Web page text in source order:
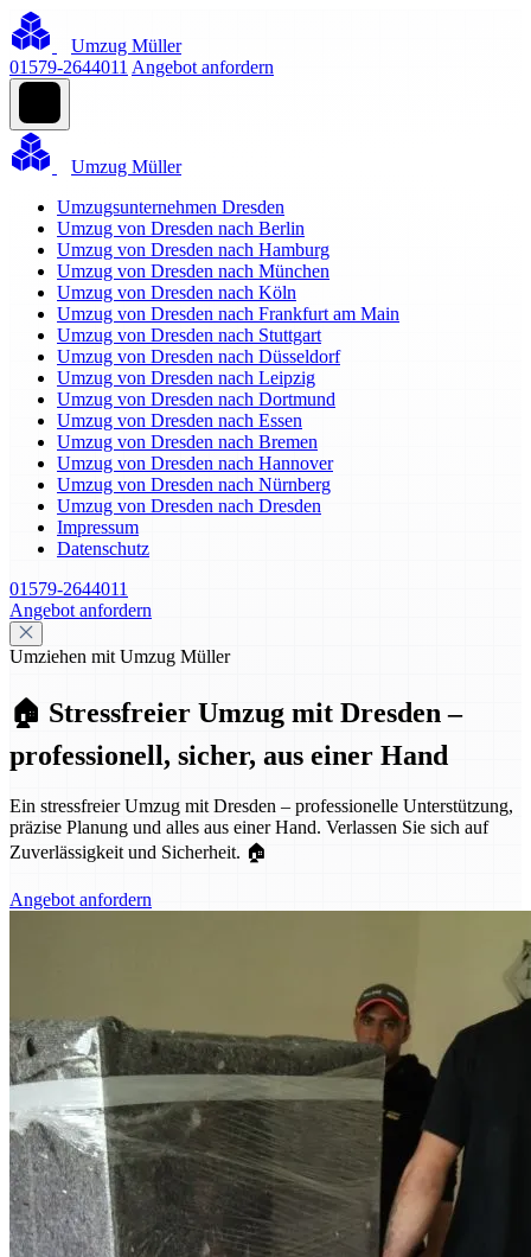
Umzug Müller
01579-2644011 Angebot anfordern
Umzug Müller
Umzugsunternehmen Dresden
Umzug von Dresden nach Berlin
Umzug von Dresden nach Hamburg
Umzug von Dresden nach München
Umzug von Dresden nach Köln
Umzug von Dresden nach Frankfurt am Main
Umzug von Dresden nach Stuttgart
Umzug von Dresden nach Düsseldorf
Umzug von Dresden nach Leipzig
Umzug von Dresden nach Dortmund
Umzug von Dresden nach Essen
Umzug von Dresden nach Bremen
Umzug von Dresden nach Hannover
Umzug von Dresden nach Nürnberg
Umzug von Dresden nach Dresden
Impressum
Datenschutz
01579-2644011
Angebot anfordern
Umziehen mit Umzug Müller
🏠 Stressfreier Umzug mit Dresden –
professionell, sicher, aus einer Hand
Ein stressfreier Umzug mit Dresden – professionelle Unterstützung,
präzise Planung und alles aus einer Hand. Verlassen Sie sich auf
Zuverlässigkeit und Sicherheit. 🏠
Angebot anfordern